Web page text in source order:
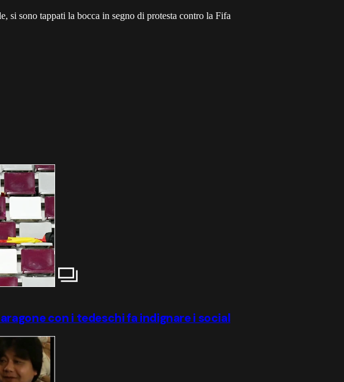
si sono tappati la bocca in segno di protesta contro la Fifa
con i tedeschi fa indignare i social